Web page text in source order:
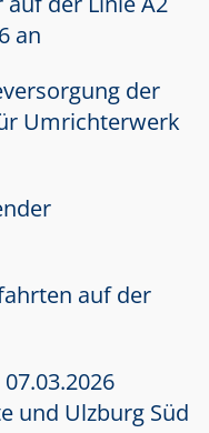
an
der
Umrichterwerk
auf der
und Ulzburg Süd